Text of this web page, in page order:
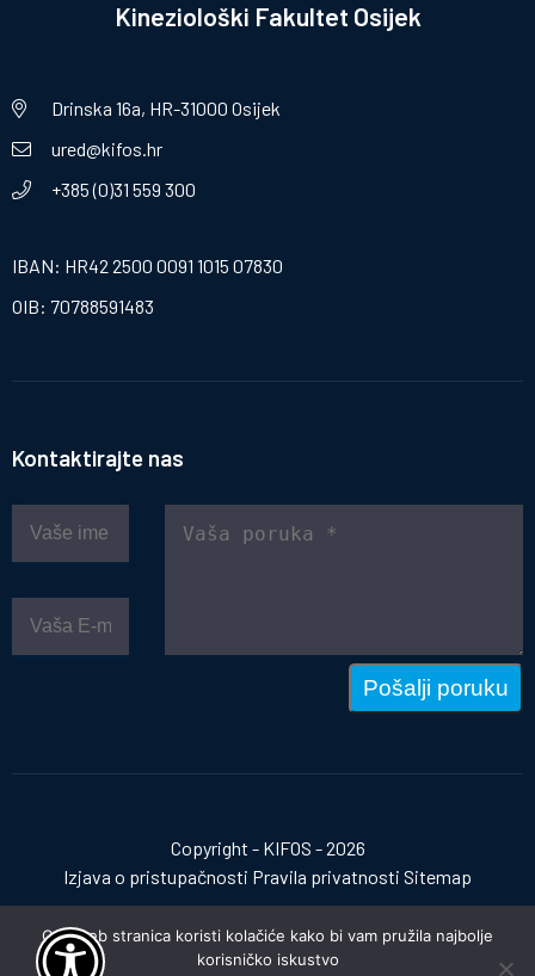
Kineziološki Fakultet Osijek
Drinska 16a, HR-31000 Osijek
ured@kifos.hr
+385 (0)31 559 300
IBAN: HR42 2500 0091 1015 07830
OIB: 70788591483
Kontaktirajte nas
Pošalji poruku
Copyright - KIFOS - 2026
Izjava o pristupačnosti Pravila privatnosti Sitemap
Izrada web stranica:invictum.hr
Ova web stranica koristi kolačiće kako bi vam pružila najbolje
korisničko iskustvo